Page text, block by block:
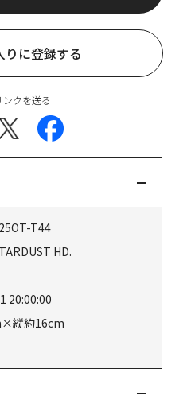
りに登録する
ンクを送る
T44
HD.
20:00:00
縦約16cm